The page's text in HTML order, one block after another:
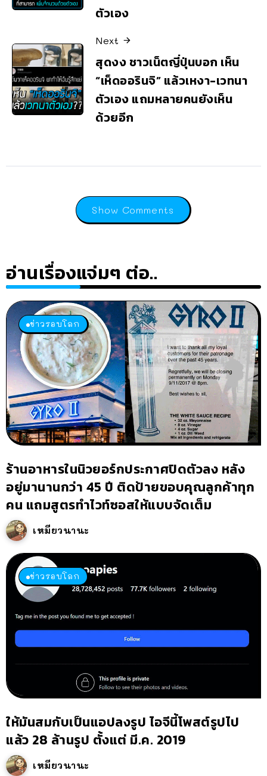
ตัวเอง
Next
สุดงง ชาวเน็ตญี่ปุ่นบอก เห็น
“เห็ดออรินจิ” แล้วเหงา-เวทนา
ตัวเอง แถมหลายคนยังเห็น
ด้วยอีก
Show Comments
อ่านเรื่องแจ่มๆ ต่อ..
ข่าวรอบโลก
ร้านอาหารในนิวยอร์กประกาศปิดตัวลง หลัง
อยู่มานานกว่า 45 ปี ติดป้ายขอบคุณลูกค้าทุก
คน แถมสูตรทำไวท์ซอสให้แบบจัดเต็ม
เหมียวนานะ
ข่าวรอบโลก
ให้มันสมกับเป็นแอปลงรูป ไอจีนี้โพสต์รูปไป
แล้ว 28 ล้านรูป ตั้งแต่ มี.ค. 2019
เหมียวนานะ